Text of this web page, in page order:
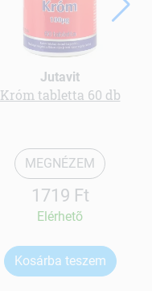
Jutavit
Króm tabletta 60 db
MEGNÉZEM
1719 Ft
Elérhetõ
Kosárba teszem